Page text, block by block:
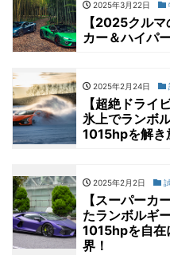
2025年3月22日
【2025クル
カー＆ハイパ
2025年2月24日
【超絶ドライ
氷上でランボ
1015hpを解き
2025年2月2日
【スーパーカ
たランボルギ
1015hpを自在
界！